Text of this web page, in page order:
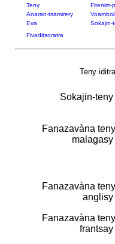
Teny Fitenim-
Anaran-tsamirery
Eva
Sokajin-
Fivaditsoratra
Teny iditra
Sokajin-teny
Fanazavàna teny
malagasy
Fanazavàna teny
anglisy
Fanazavàna teny
frantsay